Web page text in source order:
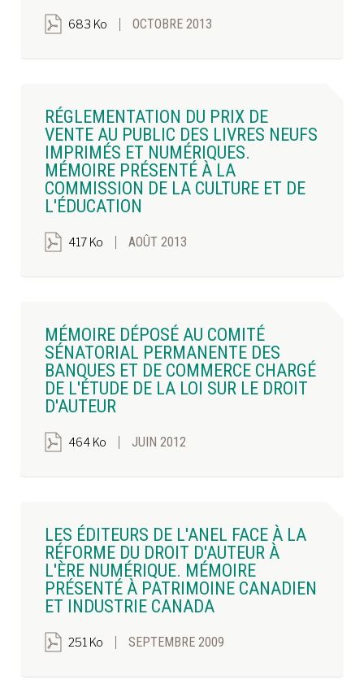
683 Ko OCTOBRE 2013
RÉGLEMENTATION DU PRIX DE
VENTE AU PUBLIC DES LIVRES NEUFS
IMPRIMÉS ET NUMÉRIQUES.
MÉMOIRE PRÉSENTÉ À LA
COMMISSION DE LA CULTURE ET DE
L'ÉDUCATION
417 Ko AOÛT 2013
MÉMOIRE DÉPOSÉ AU COMITÉ
SÉNATORIAL PERMANENTE DES
BANQUES ET DE COMMERCE CHARGÉ
DE L'ÉTUDE DE LA LOI SUR LE DROIT
D'AUTEUR
464 Ko JUIN 2012
LES ÉDITEURS DE L'ANEL FACE À LA
RÉFORME DU DROIT D'AUTEUR À
L'ÈRE NUMÉRIQUE. MÉMOIRE
PRÉSENTÉ À PATRIMOINE CANADIEN
ET INDUSTRIE CANADA
251 Ko SEPTEMBRE 2009